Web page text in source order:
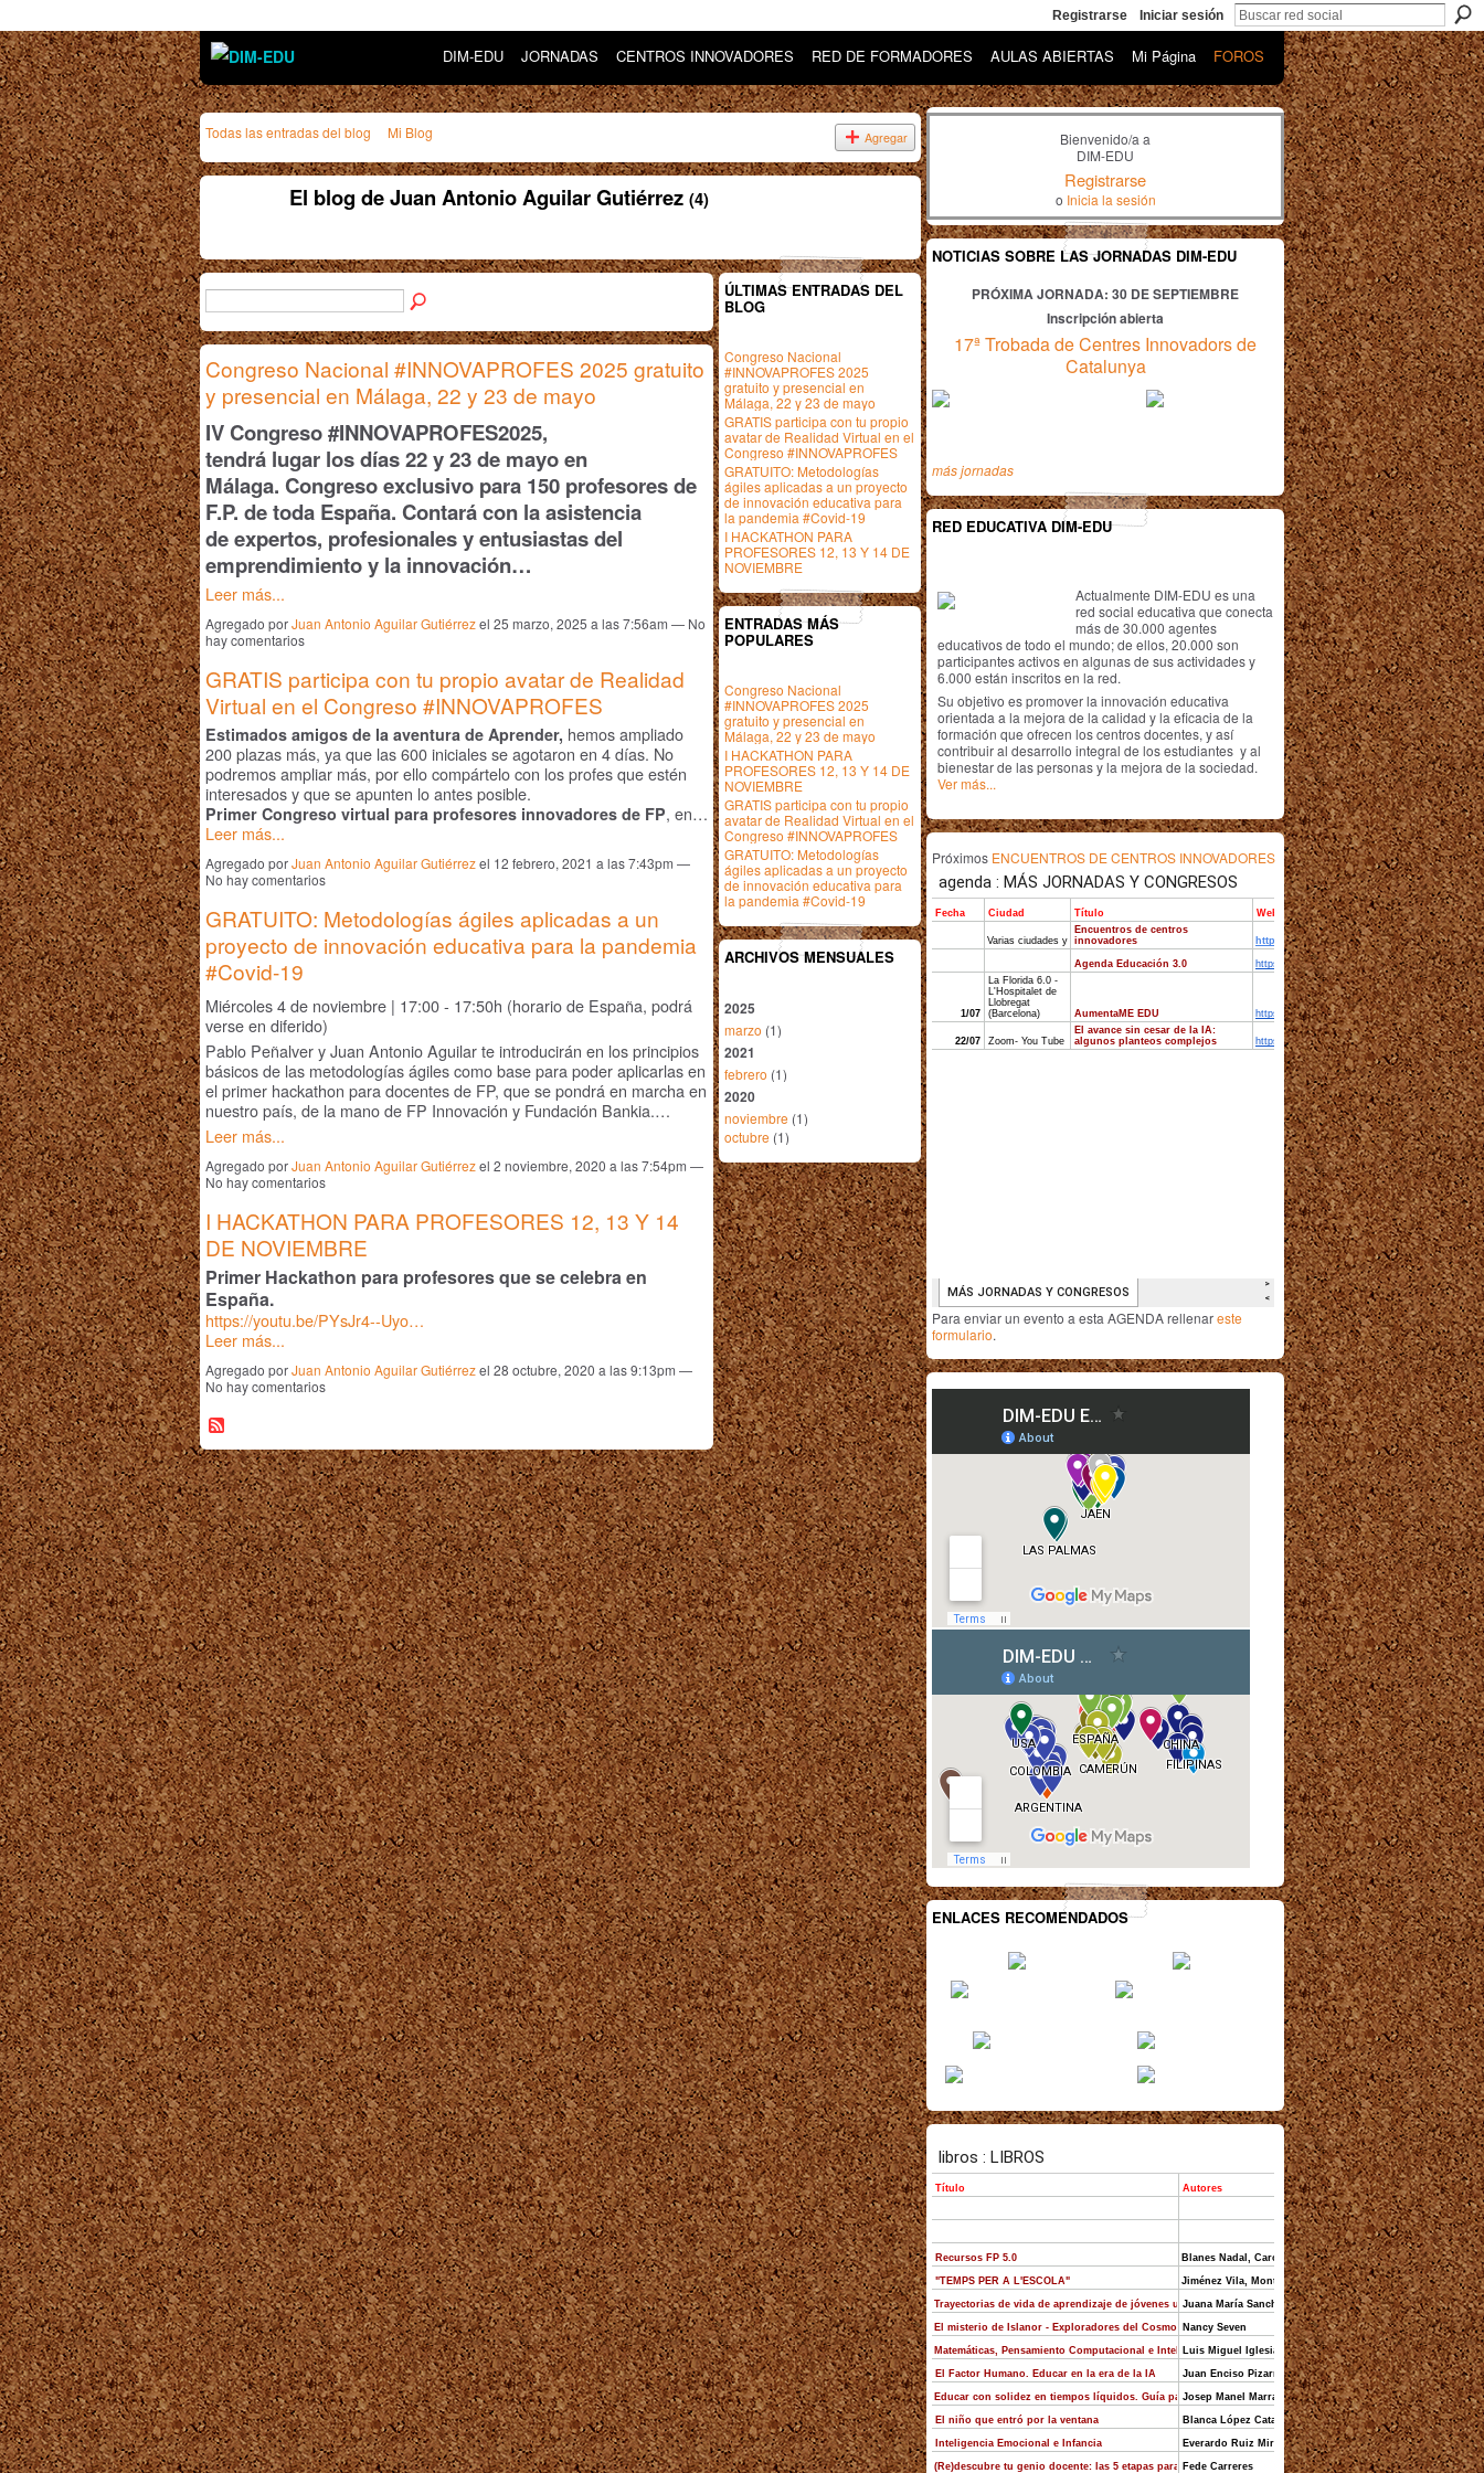
Registrarse Iniciar sesión
DIM-EDU JORNADAS CENTROS INNOVADORES RED DE FORMADORES AULAS ABIERTAS Mi Página FOROS
Todas las entradas del blog Mi Blog Agregar
El blog de Juan Antonio Aguilar Gutiérrez (4)
Congreso Nacional #INNOVAPROFES 2025 gratuito
y presencial en Málaga, 22 y 23 de mayo
IV Congreso#INNOVAPROFES2025,
tendrá lugar los días 22 y 23 de mayo en
Málaga. Congresoexclusivo para 150 profesores de
F.P. de toda España. Contará con la asistencia
deexpertos, profesionales y entusiastas del
emprendimiento y la innovación…
Leer más...
Agregado porJuan Antonio Aguilar Gutiérrezel 25 marzo, 2025 a las 7:56am — No
hay comentarios
GRATIS participa con tu propio avatar de Realidad
Virtual en el Congreso #INNOVAPROFES
Estimados amigos de la aventura de Aprender, hemos ampliado
200 plazas más, ya que las 600 iniciales se agotaron en 4 días. No
podremos ampliar más, por ello compártelo con los profes que estén
interesados y que se apunten lo antes posible.
Primer Congreso virtual para profesores innovadores de FP, en…
Leer más...
Agregado porJuan Antonio Aguilar Gutiérrezel 12 febrero, 2021 a las 7:43pm —
No hay comentarios
GRATUITO: Metodologías ágiles aplicadas a un
proyecto de innovación educativa para la pandemia
#Covid-19
Miércoles 4de noviembre | 17:00 - 17:50h (horario de España, podrá
verse en diferido)
Pablo Peñalver y Juan Antonio Aguilar te introducirán en los principios
básicos de las metodologías ágiles como base para poder aplicarlas en
el primer hackathon para docentes de FP, que se pondrá en marcha en
nuestro país, de la mano de FP Innovación y Fundación Bankia.…
Leer más...
Agregado porJuan Antonio Aguilar Gutiérrezel 2 noviembre, 2020 a las 7:54pm —
No hay comentarios
I HACKATHON PARA PROFESORES 12, 13 Y 14
DE NOVIEMBRE
Primer Hackathon para profesores que se celebra en
España.
https://youtu.be/PYsJr4--Uyo…
Leer más...
Agregado porJuan Antonio Aguilar Gutiérrezel 28 octubre, 2020 a las 9:13pm —
No hay comentarios
ÚLTIMAS ENTRADAS DEL
BLOG
Congreso Nacional
#INNOVAPROFES 2025
gratuito y presencial en
Málaga, 22 y 23 de mayo
GRATIS participa con tu propio
avatar de Realidad Virtual en el
Congreso #INNOVAPROFES
GRATUITO: Metodologías
ágiles aplicadas a un proyecto
de innovación educativa para
la pandemia #Covid-19
I HACKATHON PARA
PROFESORES 12, 13 Y 14 DE
NOVIEMBRE
ENTRADAS MÁS
POPULARES
Congreso Nacional
#INNOVAPROFES 2025
gratuito y presencial en
Málaga, 22 y 23 de mayo
I HACKATHON PARA
PROFESORES 12, 13 Y 14 DE
NOVIEMBRE
GRATIS participa con tu propio
avatar de Realidad Virtual en el
Congreso #INNOVAPROFES
GRATUITO: Metodologías
ágiles aplicadas a un proyecto
de innovación educativa para
la pandemia #Covid-19
ARCHIVOS MENSUALES
2025
marzo (1)
2021
febrero (1)
2020
noviembre (1)
octubre (1)
Bienvenido/a a
DIM-EDU
Registrarse
o Inicia la sesión
NOTICIAS SOBRE LAS JORNADAS DIM-EDU
PRÓXIMA JORNADA: 30 DE SEPTIEMBRE
Inscripción abierta
17ª Trobada de Centres Innovadors de
Catalunya
más jornadas
RED EDUCATIVA DIM-EDU
Actualmente DIM-EDU es una
red social educativa que conecta
más de 30.000 agentes
educativos de todo el mundo; de ellos, 20.000 son
participantes activos en algunas de sus actividades y
6.000 están inscritos en la red.
Su objetivo es promover la innovación educativa
orientada a la mejora de la calidad y la eficacia de la
formación que ofrecen los centros docentes, y así
contribuir al desarrollo integral de los estudiantes y al
bienestar de las personas y la mejora de la sociedad.
Ver más...
Próximos ENCUENTROS DE CENTROS INNOVADORES
Para enviar un evento a esta AGENDA rellenareste
formulario.
ENLACES RECOMENDADOS